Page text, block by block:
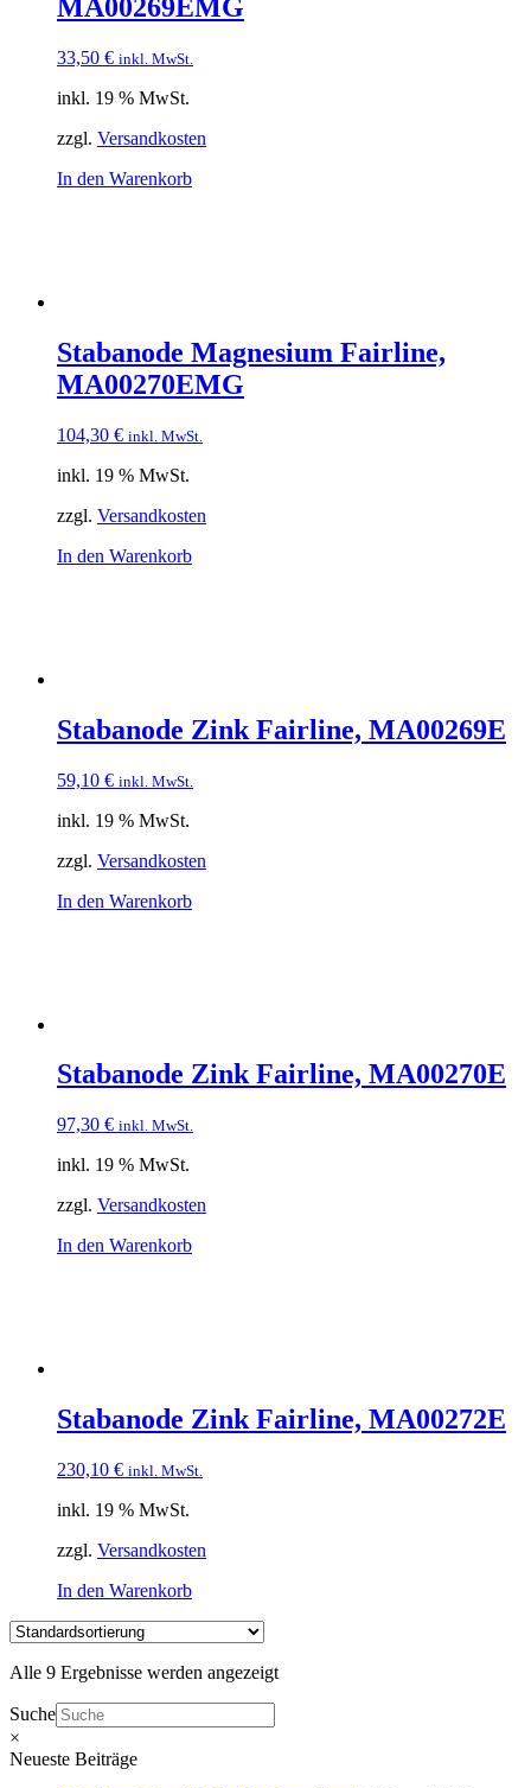
MA00269EMG
33,50 € inkl. MwSt.
inkl. 19 % MwSt.
zzgl. Versandkosten
In den Warenkorb
Stabanode Magnesium Fairline,
MA00270EMG
104,30 € inkl. MwSt.
inkl. 19 % MwSt.
zzgl. Versandkosten
In den Warenkorb
Stabanode Zink Fairline, MA00269E
59,10 € inkl. MwSt.
inkl. 19 % MwSt.
zzgl. Versandkosten
In den Warenkorb
Stabanode Zink Fairline, MA00270E
97,30 € inkl. MwSt.
inkl. 19 % MwSt.
zzgl. Versandkosten
In den Warenkorb
Stabanode Zink Fairline, MA00272E
230,10 € inkl. MwSt.
inkl. 19 % MwSt.
zzgl. Versandkosten
In den Warenkorb
Alle 9 Ergebnisse werden angezeigt
Suche
×
Neueste Beiträge